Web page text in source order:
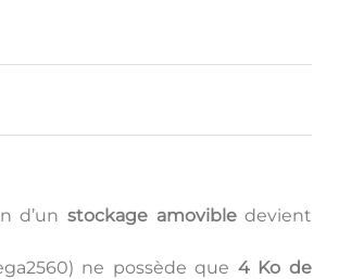
d’unstockage amovibledevient
ne possède que 4 Ko de